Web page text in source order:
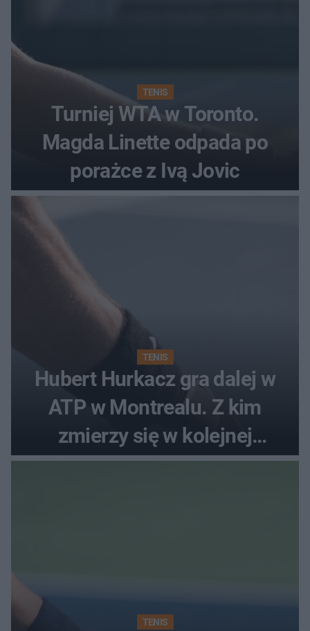
TENIS
Turniej WTA w Toronto.
Magda Linette odpada po
porażce z Ivą Jovic
TENIS
Hubert Hurkacz gra dalej w
ATP w Montrealu. Z kim
zmierzy się w kolejnej
rundzie?
TENIS